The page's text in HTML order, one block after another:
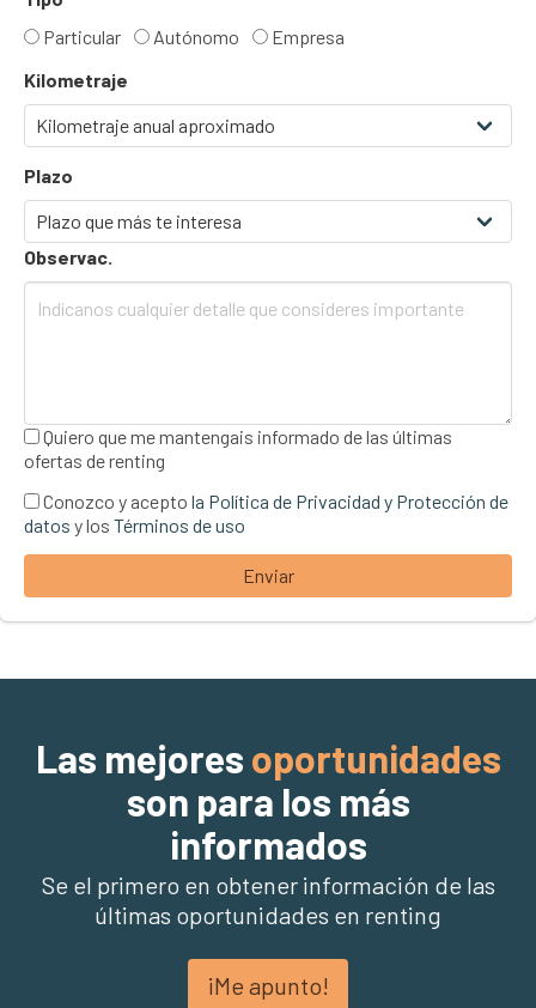
Particular
Autónomo
Empresa
Kilometraje
Plazo
Observac.
Quiero que me mantengais informado de las últimas
ofertas de renting
Conozco y acepto la Política de Privacidad y Protección de
datos y los Términos de uso
Enviar
Las mejores oportunidades
son para los más
informados
Se el primero en obtener información de las
últimas oportunidades en renting
¡Me apunto!